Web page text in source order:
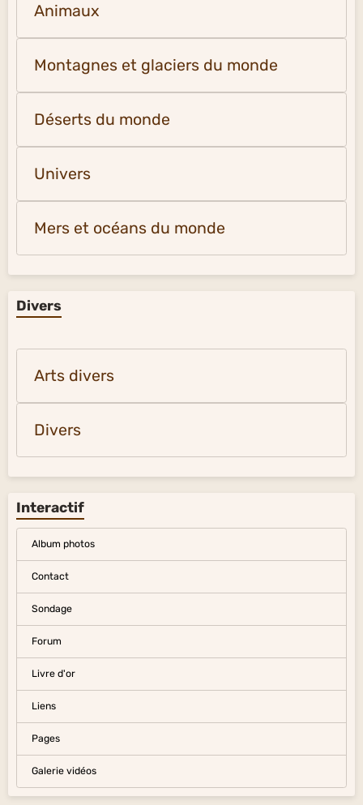
Animaux
Montagnes et glaciers du monde
Déserts du monde
Univers
Mers et océans du monde
Divers
Arts divers
Divers
Interactif
Album photos
Contact
Sondage
Forum
Livre d'or
Liens
Pages
Galerie vidéos